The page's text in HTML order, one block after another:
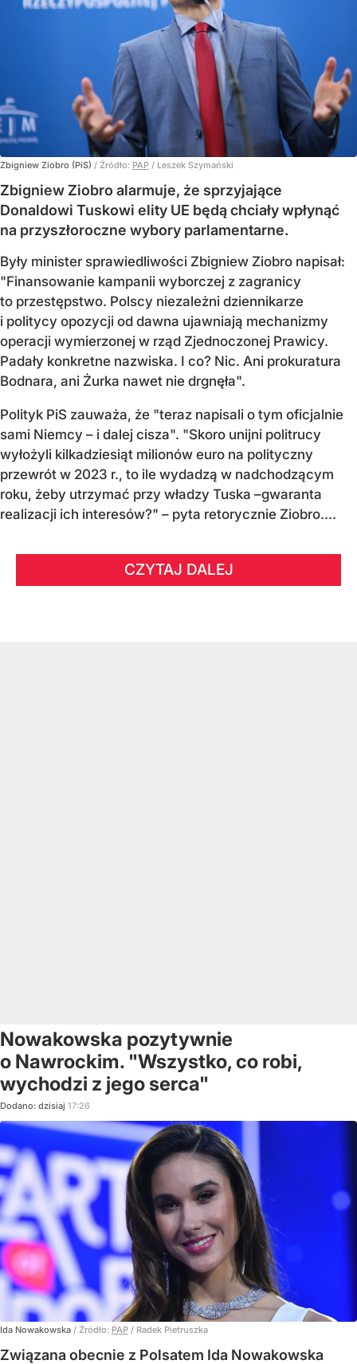
Zbigniew Ziobro (PiS) / Źródło: PAP / Leszek Szymański
Zbigniew Ziobro alarmuje, że sprzyjające
Donaldowi Tuskowi elity UE będą chciały wpłynąć
na przyszłoroczne wybory parlamentarne.
Były minister sprawiedliwości Zbigniew Ziobro napisał:
"Finansowanie kampanii wyborczej z zagranicy
to przestępstwo. Polscy niezależni dziennikarze
i politycy opozycji od dawna ujawniają mechanizmy
operacji wymierzonej w rząd Zjednoczonej Prawicy.
Padały konkretne nazwiska. I co? Nic. Ani prokuratura
Bodnara, ani Żurka nawet nie drgnęła".
Polityk PiS zauważa, że "teraz napisali o tym oficjalnie
sami Niemcy – i dalej cisza". "Skoro unijni politrucy
wyłożyli kilkadziesiąt milionów euro na polityczny
przewrót w 2023 r., to ile wydadzą w nadchodzącym
roku, żeby utrzymać przy władzy Tuska –gwaranta
realizacji ich interesów?" – pyta retorycznie Ziobro....
CZYTAJ DALEJ
Nowakowska pozytywnie
o Nawrockim. "Wszystko, co robi,
wychodzi z jego serca"
Dodano: dzisiaj 17:26
Ida Nowakowska / Źródło: PAP / Radek Pietruszka
Związana obecnie z Polsatem Ida Nowakowska